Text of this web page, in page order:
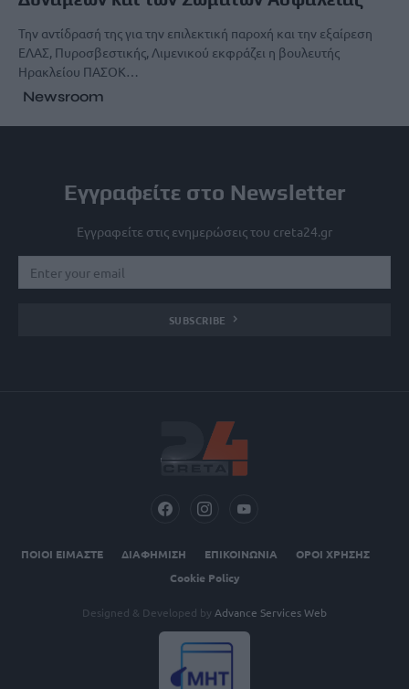
Την αντίδρασή της για την επιλεκτική παροχή και την εξαίρεση
ΕΛΑΣ, Πυροσβεστικής, Λιμενικού εκφράζει η βουλευτής
Ηρακλείου ΠΑΣΟΚ…
Newsroom
Εγγραφείτε στο Newsletter
Εγγραφείτε στις ενημερώσεις του creta24.gr
SUBSCRIBE
ΠΟΙΟΙ ΕΙΜΑΣΤΕ ΔΙΑΦΗΜΙΣΗ ΕΠΙΚΟΙΝΩΝΙΑ
ΟΡΟΙ ΧΡΗΣΗΣ
Cookie Policy
Designed & Developed by Advance Services Web